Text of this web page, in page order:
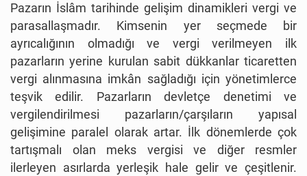
Pazarın İslâm tarihinde gelişim dinamikleri vergi ve
parasallaşmadır. Kimsenin yer seçmede bir
ayrıcalığının olmadığı ve vergi verilmeyen ilk
pazarların yerine kurulan sabit dükkanlar ticaretten
vergi alınmasına imkân sağladığı için yönetimlerce
teşvik edilir. Pazarların devletçe denetimi ve
vergilendirilmesi pazarların/çarşıların yapısal
gelişimine paralel olarak artar. İlk dönemlerde çok
tartışmalı olan meks vergisi ve diğer resmler
ilerleyen asırlarda yerleşik hale gelir ve çeşitlenir.